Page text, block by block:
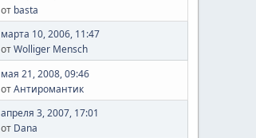
от basta
марта 10, 2006, 11:47
отWolliger Mensch
мая 21, 2008, 09:46
отАнтиромантик
апреля 3, 2007, 17:01
от Dana